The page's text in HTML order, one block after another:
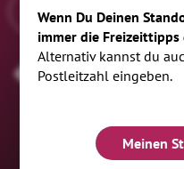
Museumsnacht
Wenn Du Deinen
immer die Freizeittipps
Alternativ kannst du
Postleitzahl eingeben.
Meinen